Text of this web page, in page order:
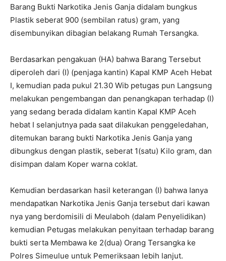
Barang Bukti Narkotika Jenis Ganja didalam bungkus
Plastik seberat 900 (sembilan ratus) gram, yang
disembunyikan dibagian belakang Rumah Tersangka.
Berdasarkan pengakuan (HA) bahwa Barang Tersebut
diperoleh dari (I) (penjaga kantin) Kapal KMP Aceh Hebat
I, kemudian pada pukul 21.30 Wib petugas pun Langsung
melakukan pengembangan dan penangkapan terhadap (I)
yang sedang berada didalam kantin Kapal KMP Aceh
hebat I selanjutnya pada saat dilakukan penggeledahan,
ditemukan barang bukti Narkotika Jenis Ganja yang
dibungkus dengan plastik, seberat 1(satu) Kilo gram, dan
disimpan dalam Koper warna coklat.
Kemudian berdasarkan hasil keterangan (I) bahwa Ianya
mendapatkan Narkotika Jenis Ganja tersebut dari kawan
nya yang berdomisili di Meulaboh (dalam Penyelidikan)
kemudian Petugas melakukan penyitaan terhadap barang
bukti serta Membawa ke 2(dua) Orang Tersangka ke
Polres Simeulue untuk Pemeriksaan lebih lanjut.